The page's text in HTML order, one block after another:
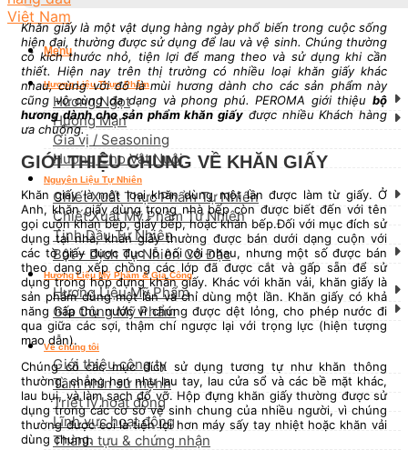
Menu
Hương Liệu Thực Phẩm
Hương Ngọt
Hương Mặn
Gia vị / Seasoning
Hương Cho Vật Nuôi
Nguyên Liệu Tự Nhiên
Chiết Xuất Thực Phẩm Tự Nhiên
Chiết Xuất Mỹ Phẩm Tự Nhiên
Tinh Dầu Tự Nhiên
Bột – Dịch Tự Nhiên Cô Đặc
Hương Liệu Mỹ Phẩm & Gia Công
Hương Liệu Mỹ Phẩm
Gia Công Mỹ Phẩm
Về chúng tôi
Giới thiệu công ty
Tầm nhìn sứ mệnh
Triết lý hoạt động
Lĩnh vực hoạt động
Thành tựu & chứng nhận
Khăn giấy là một vật dụng hàng ngày phổ biến trong cuộc sống
hiện đại, thường được sử dụng để lau và vệ sinh. Chúng thường
có kích thước nhỏ, tiện lợi để mang theo và sử dụng khi cần
thiết. Hiện nay trên thị trường có nhiều loại khăn giấy khác
nhau, cùng với đó là mùi hương dành cho các sản phẩm này
cũng vô cùng đa dạng và phong phú. PEROMA giới thiệu bộ
hương dành cho sản phẩm khăn giấy được nhiều Khách hàng
ưa chuộng.
GIỚI THIỆU CHUNG VỀ KHĂN GIẤY
Khăn giấy là một loại khăn dùng một lần được làm từ giấy. Ở
Anh, khăn giấy dùng trong nhà bếp còn được biết đến với tên
gọi cuộn khăn bếp, giấy bếp, hoặc khăn bếp.Đối với mục đích sử
dụng tại nhà, khăn giấy thường được bán dưới dạng cuộn với
các tờ giấy được đục lỗ nối với nhau, nhưng một số được bán
theo dạng xếp chồng các lớp đã được cắt và gấp sẵn để sử
dụng trong hộp đựng khăn giấy. Khác với khăn vải, khăn giấy là
sản phẩm dùng một lần và chỉ dùng một lần. Khăn giấy có khả
năng hấp thụ nước vì chúng được dệt lỏng, cho phép nước đi
qua giữa các sợi, thậm chí ngược lại với trọng lực (hiện tượng
mao dẫn).
Chúng có các mục đích sử dụng tương tự như khăn thông
thường, chẳng hạn như lau tay, lau cửa sổ và các bề mặt khác,
lau bụi, và làm sạch đổ vỡ. Hộp đựng khăn giấy thường được sử
dụng trong các cơ sở vệ sinh chung của nhiều người, vì chúng
thường được coi là tiện lợi hơn máy sấy tay nhiệt hoặc khăn vải
dùng chung.